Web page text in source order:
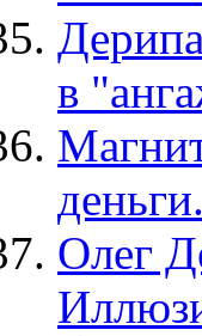
в
деньги.
Олег